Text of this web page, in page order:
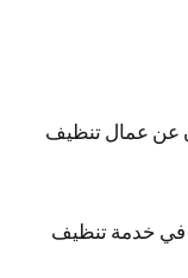
عن عمال تنظيف
في خدمة تنظيف